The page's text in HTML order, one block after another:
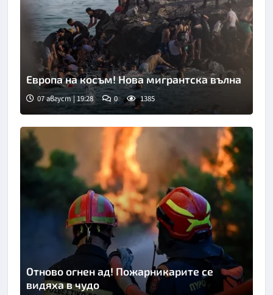
Снимка: Асошиейтед прес
Европа на косъм! Нова мигрантска вълна
07 август | 19:28 0 1385
Отново огнен ад! Пожарникарите се
видяха в чудо